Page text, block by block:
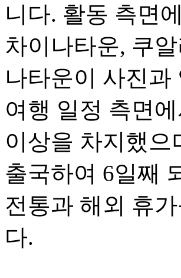
니다. 활동 측면
차이나타운, 쿠
나타운이 사진
여행 일정 측면
이상을 차지했
출국하여 6일째
전통과 해외 휴
다.